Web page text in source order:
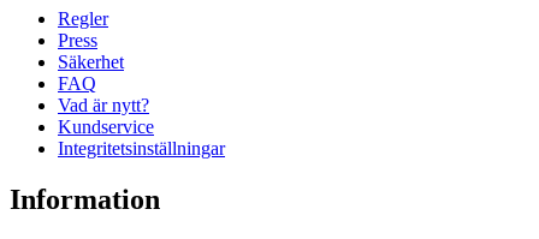
Regler
Press
Säkerhet
FAQ
Vad är nytt?
Kundservice
Integritetsinställningar
Information